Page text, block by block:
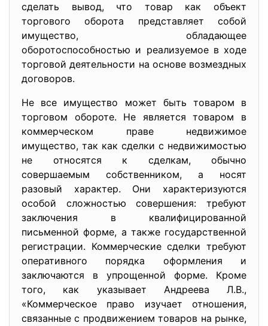
сделать вывод, что товар как объект
торгового оборота представляет собой
имущество, обладающее
оборотоспособностью и реализуемое в ходе
торговой деятельности на основе возмездных
договоров.
Не все имущество может быть товаром в
торговом обороте. Не является товаром в
коммерческом праве недвижимое
имущество, так как сделки с недвижимостью
не относятся к сделкам, обычно
совершаемым собственником, а носят
разовый характер. Они характеризуются
особой сложностью совершения: требуют
заключения в квалифицированной
письменной форме, а также государственной
регистрации. Коммерческие сделки требуют
оперативного порядка оформления и
заключаются в упрощенной форме. Кроме
того, как указывает Андреева Л.В.,
«Коммерческое право изучает отношения,
связанные с продвижением товаров на рынке,